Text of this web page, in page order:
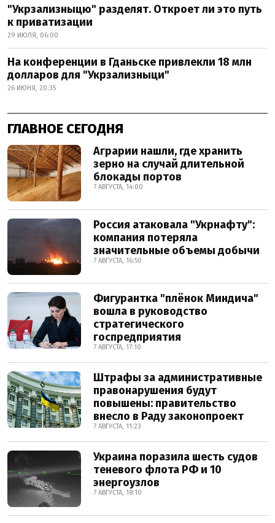
"Укрзализныцю" разделят. Откроет ли это путь
к приватизации
29 ИЮЛЯ, 06:00
На конференции в Гданьске привлекли 18 млн
долларов для "Укрзализныци"
26 ИЮНЯ, 20:35
ГЛАВНОЕ СЕГОДНЯ
Аграрии нашли, где хранить
зерно на случай длительной
блокады портов
7 АВГУСТА, 14:00
Россия атаковала "Укрнафту":
компания потеряла
значительные объемы добычи
7 АВГУСТА, 16:50
Фигурантка "плёнок Миндича"
вошла в руководство
стратегического
госпредприятия
7 АВГУСТА, 17:10
Штрафы за административные
правонарушения будут
повышены: правительство
внесло в Раду законопроект
7 АВГУСТА, 11:23
Украина поразила шесть судов
теневого флота РФ и 10
энергоузлов
7 АВГУСТА, 18:10